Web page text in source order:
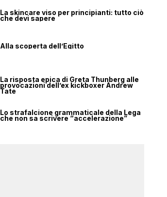
La skincare viso per principianti: tutto ciò
che devi sapere
Alla scoperta dell’Egitto
La risposta epica di Greta Thunberg alle
provocazioni dell’ex kickboxer Andrew
Tate
Lo strafalcione grammaticale della Lega
che non sa scrivere “accelerazione”